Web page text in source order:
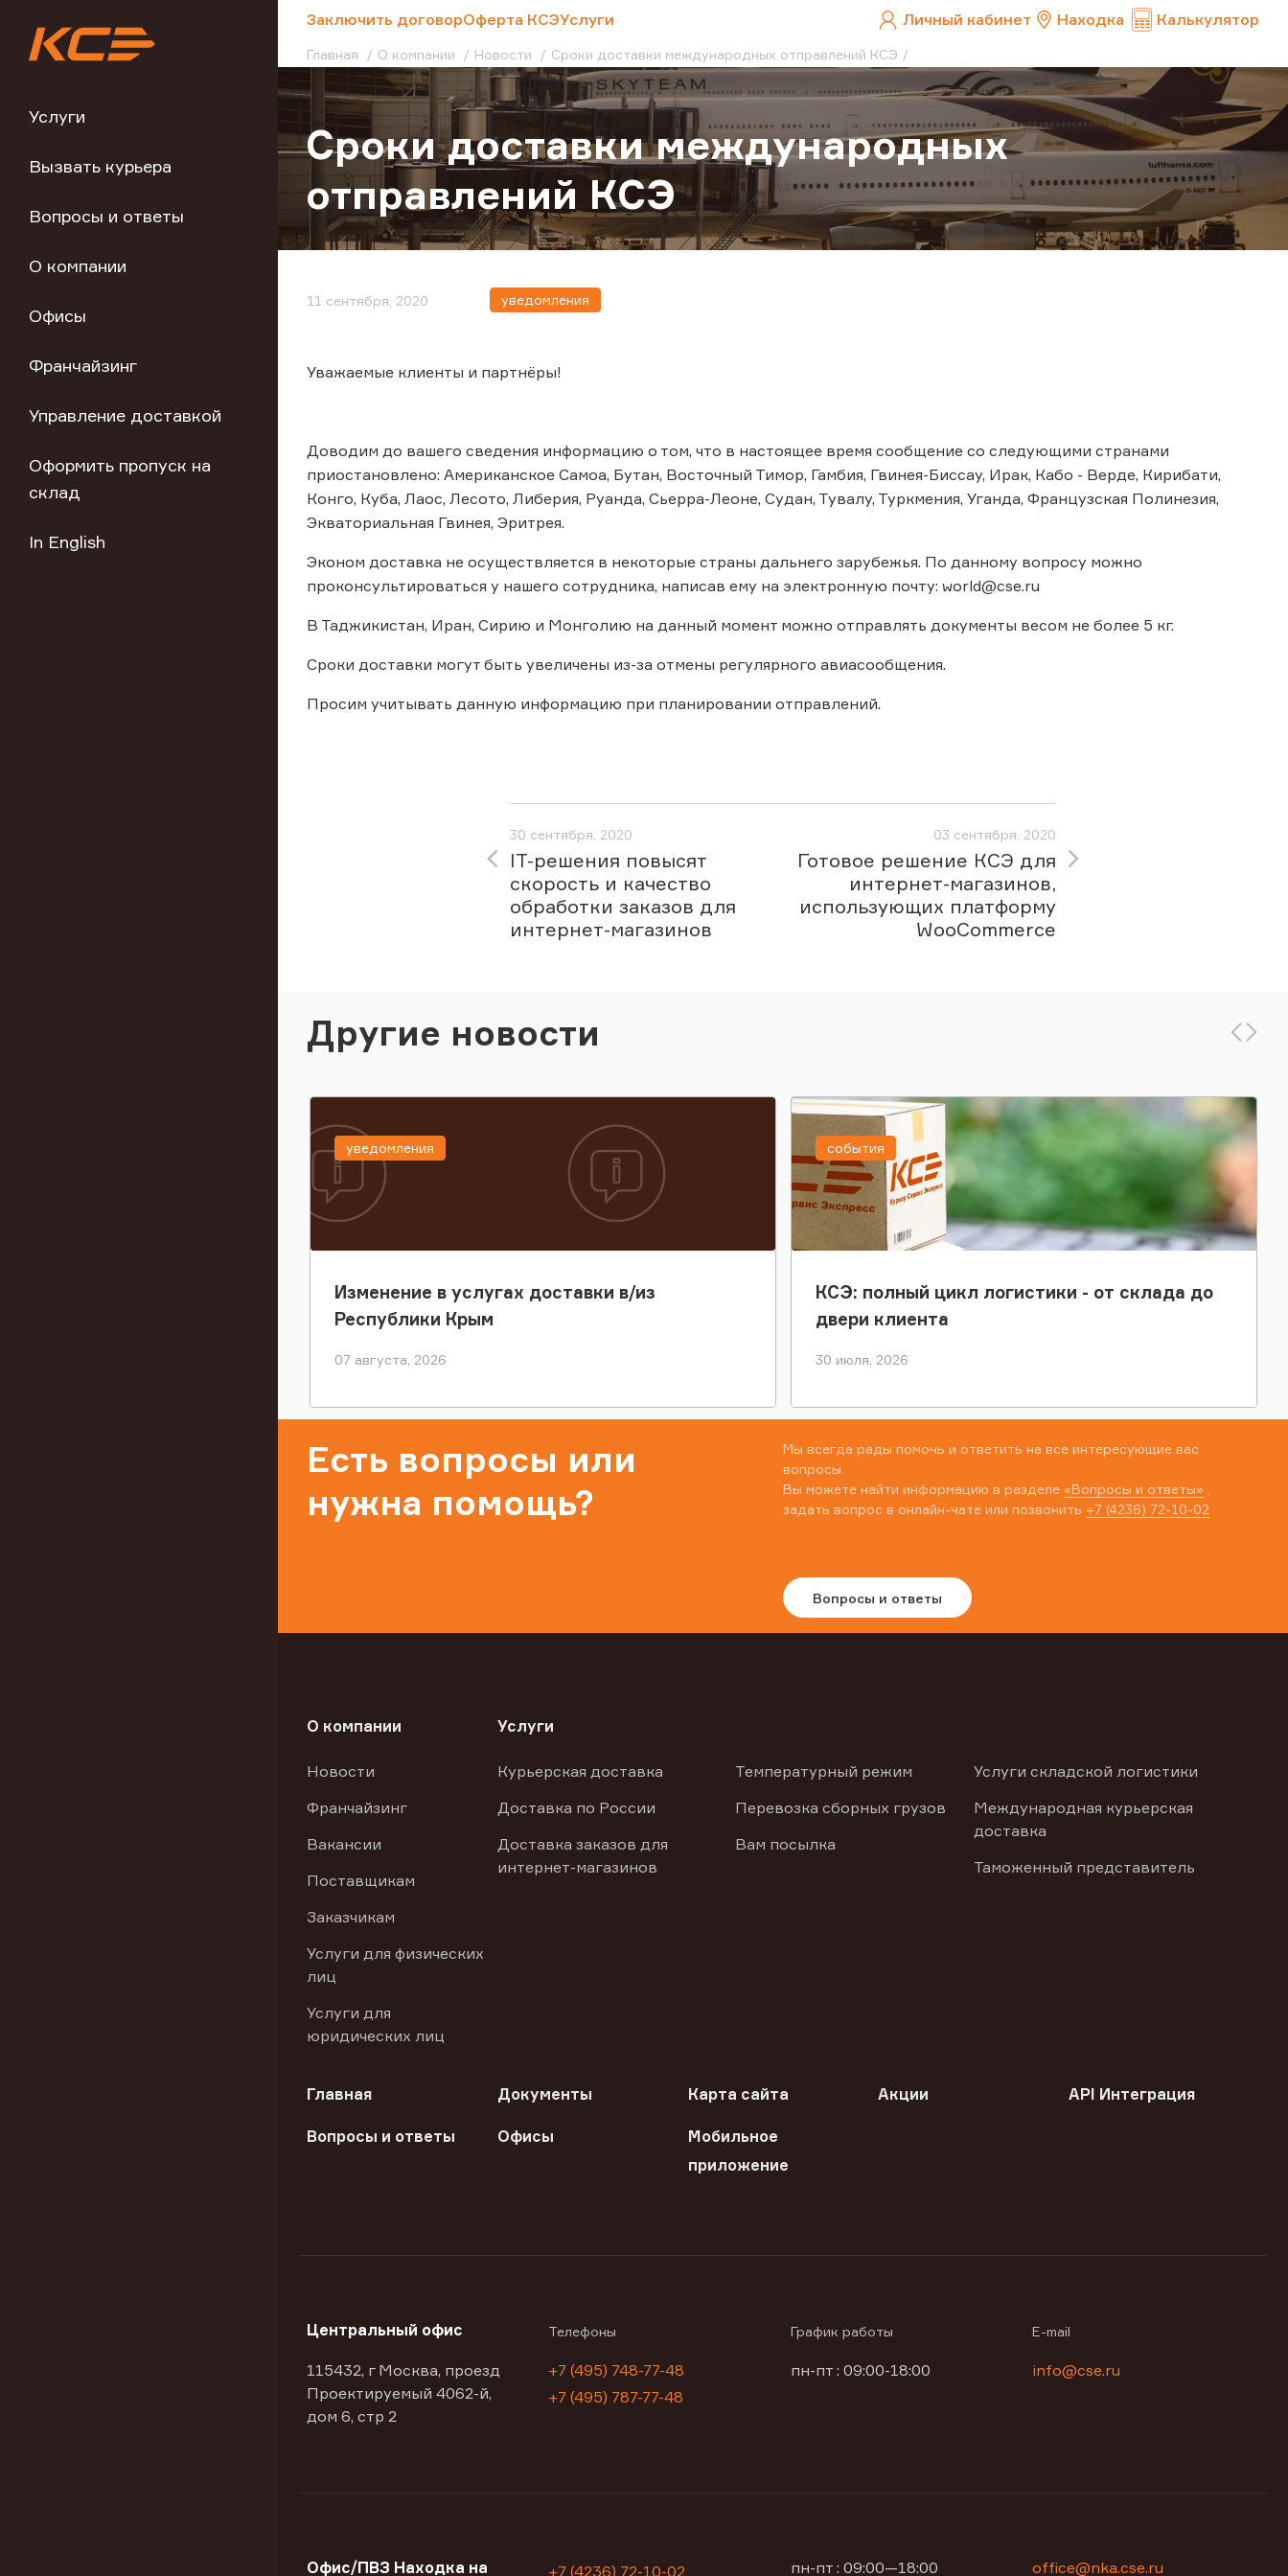
Услуги
Вызвать курьера
Вопросы и ответы
О компании
Офисы
Франчайзинг
Управление доставкой
Оформить пропуск на
склад
In English
Заключить договорОферта КСЭУслуги Личный кабинет Находка Калькулятор
Главная О компании Новости Сроки доставки международных отправлений КСЭ
Сроки доставки международных
отправлений КСЭ
11 сентября, 2020 уведомления
Уважаемые клиенты и партнёры!
Доводим до вашего сведения информацию о том, что в настоящее время сообщение со следующими странами
приостановлено: Американское Самоа, Бутан, Восточный Тимор, Гамбия, Гвинея-Биссау, Ирак, Кабо - Верде, Кирибати,
Конго, Куба, Лаос, Лесото, Либерия, Руанда, Сьерра-Леоне, Судан, Тувалу, Туркмения, Уганда, Французская Полинезия,
Экваториальная Гвинея, Эритрея.
Эконом доставка не осуществляется в некоторые страны дальнего зарубежья. По данному вопросу можно
проконсультироваться у нашего сотрудника, написав ему на электронную почту: world@cse.ru
В Таджикистан, Иран, Сирию и Монголию на данный момент можно отправлять документы весом не более 5 кг.
Сроки доставки могут быть увеличены из-за отмены регулярного авиасообщения.
Просим учитывать данную информацию при планировании отправлений.
30 сентября, 2020
IT-решения повысят
скорость и качество
обработки заказов для
интернет-магазинов
03 сентября, 2020
Готовое решение КСЭ для
интернет-магазинов,
использующих платформу
WooCommerce
Другие новости
Изменение в услугах доставки в/из
Республики Крым
07 августа, 2026
уведомления
КСЭ: полный цикл логистики - от склада до
двери клиента
30 июля, 2026
события
Есть вопросы или
нужна помощь?
Мы всегда рады помочь и ответить на все интересующие вас
вопросы.
Вы можете найти информацию в разделе «Вопросы и ответы»
задать вопрос в онлайн-чате или позвонить +7 (4236) 72-10-02
Вопросы и ответы
О компании
Новости
Франчайзинг
Вакансии
Поставщикам
Заказчикам
Услуги для физических
лиц
Услуги для
юридических лиц
Услуги
Курьерская доставка
Доставка по России
Доставка заказов для
интернет-магазинов
Температурный режим
Перевозка сборных грузов
Вам посылка
Услуги складской логистики
Международная курьерская
доставка
Таможенный представитель
Главная Документы Карта сайта Акции API Интеграция
Вопросы и ответы Офисы
Мобильное
приложение
Центральный офис
115432, г Москва, проезд
Проектируемый 4062-й,
дом 6, стр 2
Телефоны
+7 (495) 748-77-48
+7 (495) 787-77-48
График работы
пн-пт : 09:00-18:00
E-mail
info@cse.ru
Офис/ПВЗ Находка на +7 (4236) 72-10-02 пн-пт : 09:00—18:00 office@nka.cse.ru